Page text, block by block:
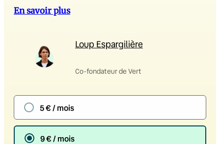
En savoir plus
Loup Espargilière
Co-fondateur de Vert
5 € / mois
9 € / mois